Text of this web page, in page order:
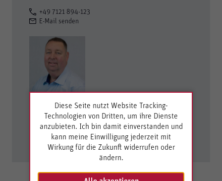
+49 7121 894-123
E-Mail senden
Thomas Roth
Sales Manager Testing
+49 7121 894-293
E-Mail senden
Diese Seite nutzt Website Tracking-
Technologien von Dritten, um ihre Dienste
anzubieten. Ich bin damit einverstanden und
kann meine Einwilligung jederzeit mit
Wirkung für die Zukunft widerrufen oder
ändern.